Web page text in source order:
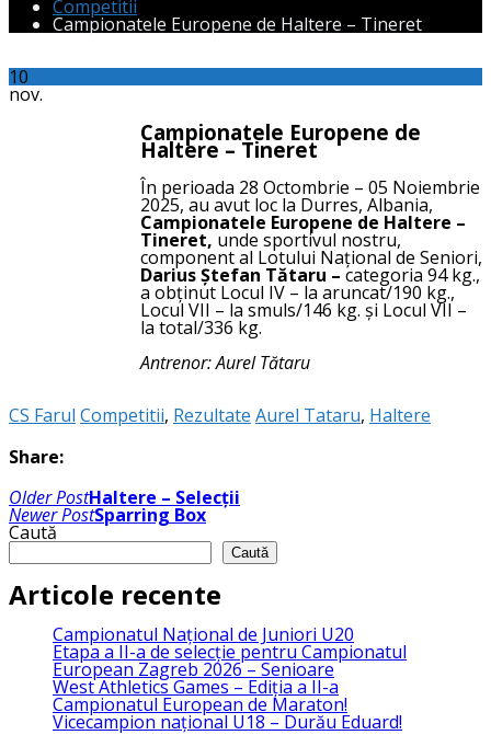
Competitii
Campionatele Europene de Haltere – Tineret
10
nov.
Campionatele Europene de
Haltere – Tineret
În perioada 28 Octombrie – 05 Noiembrie
2025, au avut loc la Durres, Albania,
Campionatele Europene de Haltere –
Tineret, unde sportivul nostru,
component al Lotului Național de Seniori,
Darius Ștefan Tătaru – categoria 94 kg.,
a obținut Locul IV – la aruncat/190 kg.,
Locul VII – la smuls/146 kg. și Locul VII –
la total/336 kg.
Antrenor: Aurel Tătaru
CS Farul Competitii, Rezultate Aurel Tataru, Haltere
Share:
Navigare
în
articole
Older PostHaltere – Selecții
Newer PostSparring Box
Caută
Caută
Articole recente
Campionatul Național de Juniori U20
Etapa a II-a de selecție pentru Campionatul
European Zagreb 2026 – Senioare
West Athletics Games – Ediția a II-a
Campionatul European de Maraton!
Vicecampion național U18 – Durău Eduard!